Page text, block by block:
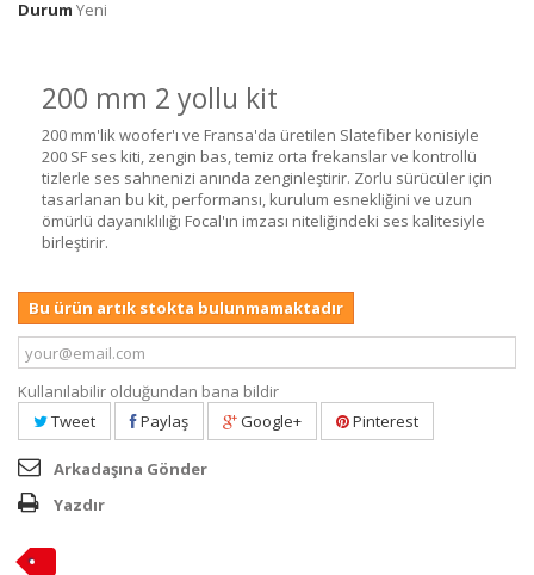
Durum Yeni
200 mm 2 yollu kit
200 mm'lik woofer'ı ve Fransa'da üretilen Slatefiber konisiyle
200 SF ses kiti, zengin bas, temiz orta frekanslar ve kontrollü
tizlerle ses sahnenizi anında zenginleştirir. Zorlu sürücüler için
tasarlanan bu kit, performansı, kurulum esnekliğini ve uzun
ömürlü dayanıklılığı Focal'ın imzası niteliğindeki ses kalitesiyle
birleştirir.
Bu ürün artık stokta bulunmamaktadır
Kullanılabilir olduğundan bana bildir
Tweet
Paylaş Google+ Pinterest
Arkadaşına Gönder
Yazdır